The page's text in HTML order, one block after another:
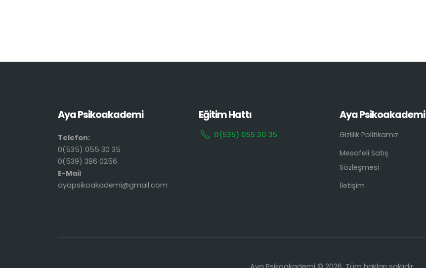
Aya Psikoakademi
Telefon:
0(535) 055 30 35
0(539) 386 0256
E-Mail
ayapsikoakademi@gmail.com
Eğitim Hattı
0(535) 055 30 35
Aya Psikoakademi
Gizlilik Politikamız
Mesafeli Satış
Sözleşmesi
İletişim